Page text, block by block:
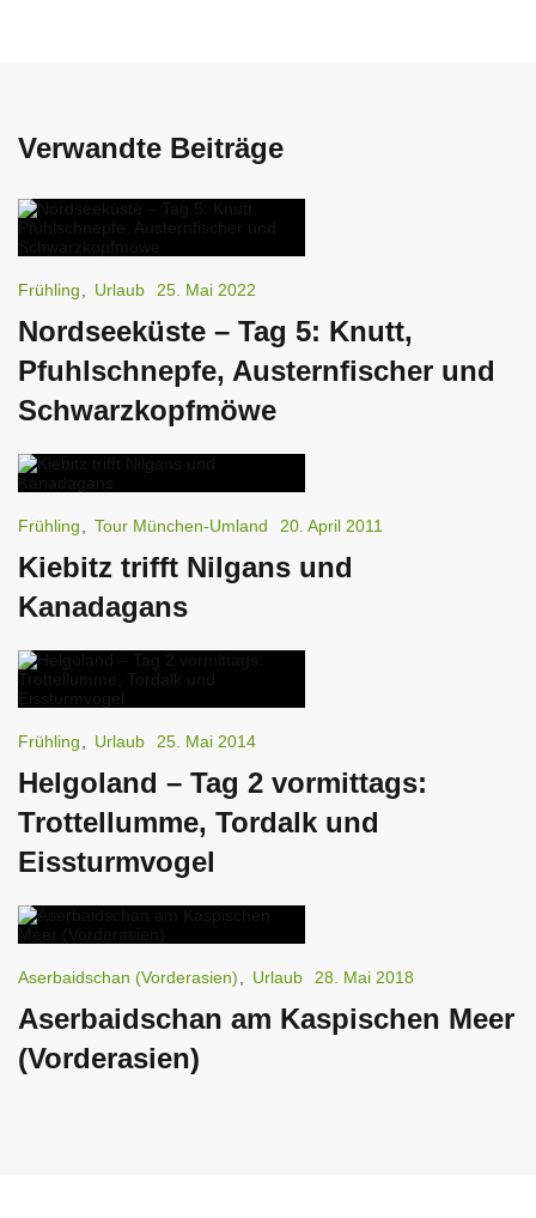
Verwandte Beiträge
Frühling Urlaub 25. Mai 2022
Nordseeküste – Tag 5: Knutt,
Pfuhlschnepfe, Austernfischer und
Schwarzkopfmöwe
Frühling Tour München-Umland 20. April 2011
Kiebitz trifft Nilgans und
Kanadagans
Frühling Urlaub 25. Mai 2014
Helgoland – Tag 2 vormittags:
Trottellumme, Tordalk und
Eissturmvogel
Aserbaidschan (Vorderasien) Urlaub 28. Mai 2018
Aserbaidschan am Kaspischen Meer
(Vorderasien)